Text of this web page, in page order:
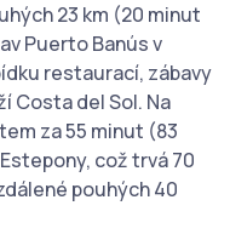
23 km (20 minut
Puerto Banús v
restaurací, zábavy
Costa del Sol. Na
za 55 minut (83
což trvá 70
pouhých 40